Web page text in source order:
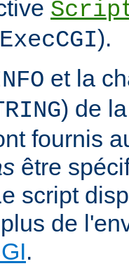
ExecCGI).
et la
) de
fournis
être
script
de
.